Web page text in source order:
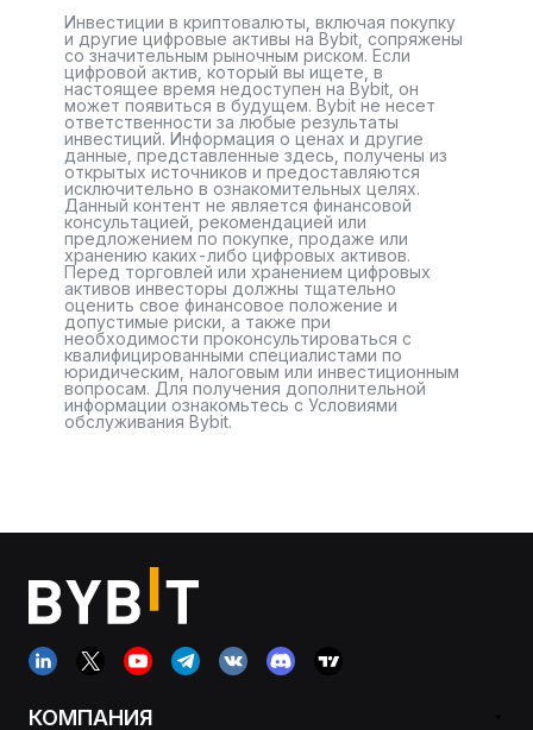
Инвестиции в криптовалюты, включая покупку
и другие цифровые активы на Bybit, сопряжены
со значительным рыночным риском. Если
цифровой актив, который вы ищете, в
настоящее время недоступен на Bybit, он
может появиться в будущем. Bybit не несет
ответственности за любые результаты
инвестиций. Информация о ценах и другие
данные, представленные здесь, получены из
открытых источников и предоставляются
исключительно в ознакомительных целях.
Данный контент не является финансовой
консультацией, рекомендацией или
предложением по покупке, продаже или
хранению каких-либо цифровых активов.
Перед торговлей или хранением цифровых
активов инвесторы должны тщательно
оценить свое финансовое положение и
допустимые риски, а также при
необходимости проконсультироваться с
квалифицированными специалистами по
юридическим, налоговым или инвестиционным
вопросам. Для получения дополнительной
информации ознакомьтесь с Условиями
обслуживания Bybit.
КОМПАНИЯ